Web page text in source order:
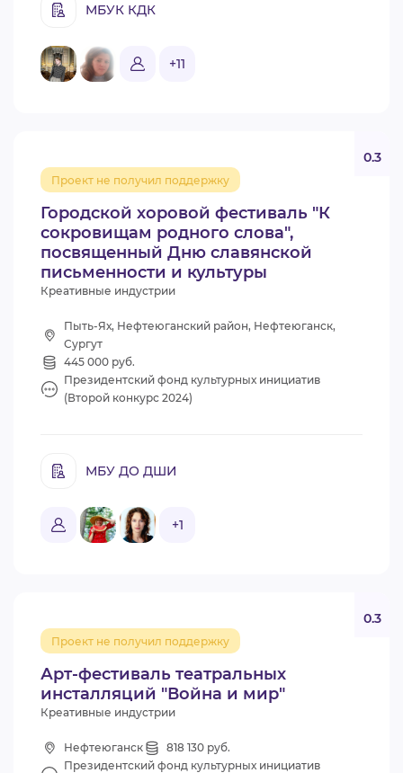
МБУК КДК
+11
Городской хоровой фестиваль "К
сокровищам родного слова",
посвященный Дню славянской
письменности и культуры
Проект не получил поддержку
0.3
Креативные индустрии
Пыть-Ях, Нефтеюганский район, Нефтеюганск,
Сургут
445 000 руб.
Президентский фонд культурных инициатив
(Второй конкурс 2024)
МБУ ДО ДШИ
+1
Арт-фестиваль театральных
инсталляций "Война и мир"
Проект не получил поддержку
0.3
Креативные индустрии
Нефтеюганск
818 130 руб.
Президентский фонд культурных инициатив